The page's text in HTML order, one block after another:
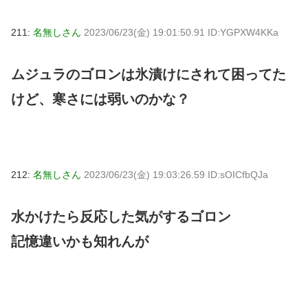
211: 名無しさん 2023/06/23(金) 19:01:50.91 ID:YGPXW4KKa
ムジュラのゴロンは氷漬けにされて困ってた
けど、寒さには弱いのかな？
212: 名無しさん 2023/06/23(金) 19:03:26.59 ID:sOICfbQJa
水かけたら反応した気がするゴロン
記憶違いかも知れんが